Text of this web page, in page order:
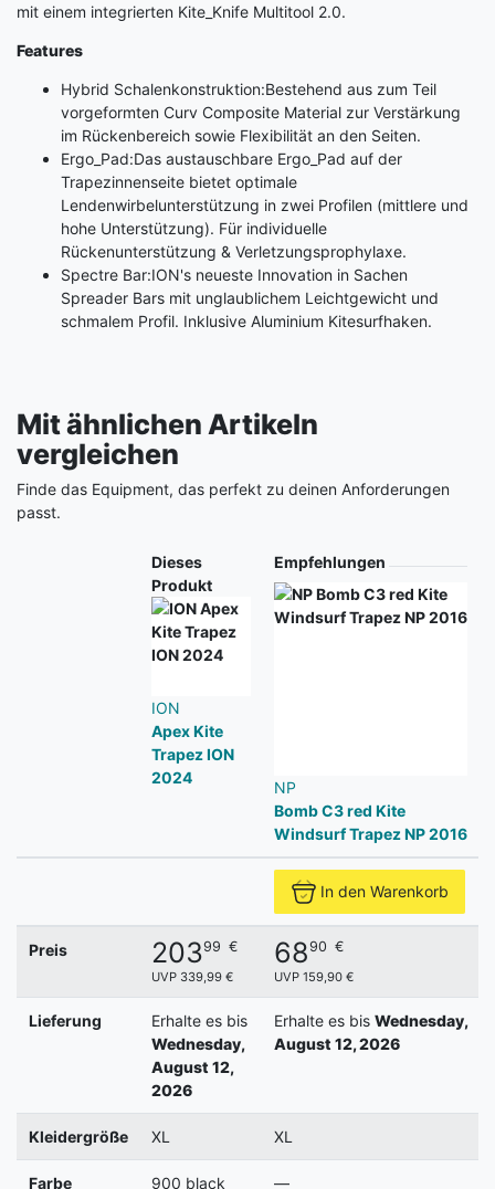
mit einem integrierten Kite_Knife Multitool 2.0.
Features
Hybrid Schalenkonstruktion:Bestehend aus zum Teil
vorgeformten Curv Composite Material zur Verstärkung
im Rückenbereich sowie Flexibilität an den Seiten.
Ergo_Pad:Das austauschbare Ergo_Pad auf der
Trapezinnenseite bietet optimale
Lendenwirbelunterstützung in zwei Profilen (mittlere und
hohe Unterstützung). Für individuelle
Rückenunterstützung & Verletzungsprophylaxe.
Spectre Bar:ION's neueste Innovation in Sachen
Spreader Bars mit unglaublichem Leichtgewicht und
schmalem Profil. Inklusive Aluminium Kitesurfhaken.
Mit ähnlichen Artikeln
vergleichen
Finde das Equipment, das perfekt zu deinen Anforderungen
passt.
Dieses
Produkt
ION
Apex Kite
Trapez ION
2024
Empfehlungen
NP
Bomb C3 red Kite
Windsurf Trapez NP 2016
In den Warenkorb
Preis 20399 €
UVP 339,99 €
6890 €
UVP 159,90 €
Lieferung
Erhalte es bis
Wednesday,
August 12,
2026
Erhalte es bis Wednesday,
August 12, 2026
Kleidergröße XL XL
Farbe 900 black —